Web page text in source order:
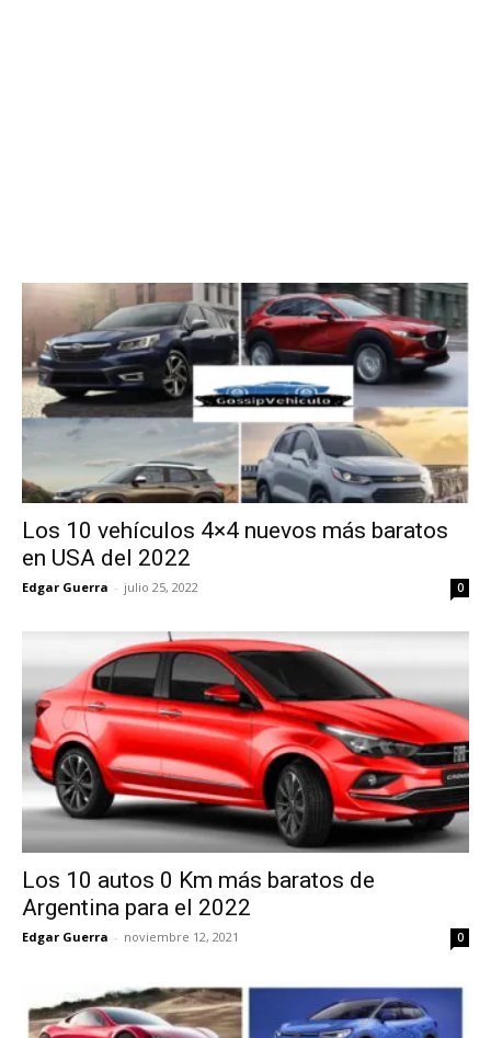
Los 10 vehículos 4×4 nuevos más baratos
en USA del 2022
Edgar Guerra - julio 25, 2022 0
Los 10 autos 0 Km más baratos de
Argentina para el 2022
Edgar Guerra - noviembre 12, 2021 0